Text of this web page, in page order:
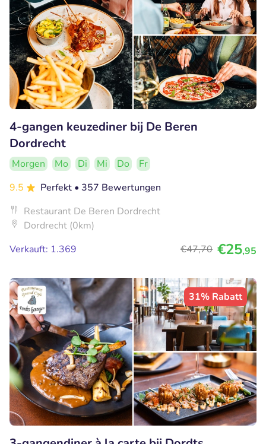
4-gangen keuzediner bij De Beren
Dordrecht
Morgen Mo Di Mi Do
Fr
9.5
Perfekt • 357 Bewertungen
Restaurant De Beren Dordrecht
Dordrecht (0km)
Verkauft: 1.369
€47,70 €25,95
31% Rabatt